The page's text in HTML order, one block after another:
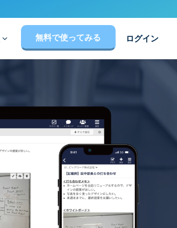
無料で使ってみる ログイン